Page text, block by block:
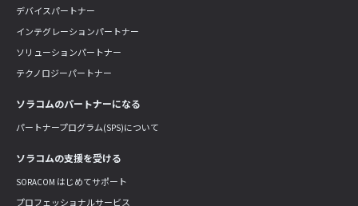
デバイスパートナー
インテグレーションパートナー
ソリューションパートナー
テクノロジーパートナー
ソラコムのパートナーになる
パートナープログラム(SPS)について
ソラコムの支援を受ける
SORACOM はじめてサポート
プロフェッショナルサービス